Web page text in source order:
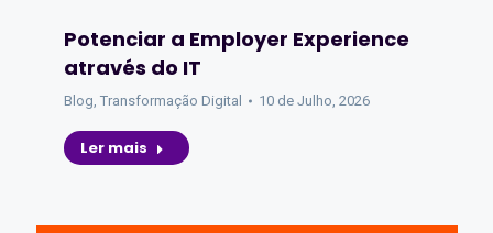
Potenciar a Employer Experience
através do IT
Blog, Transformação Digital 10 de Julho, 2026
Ler mais